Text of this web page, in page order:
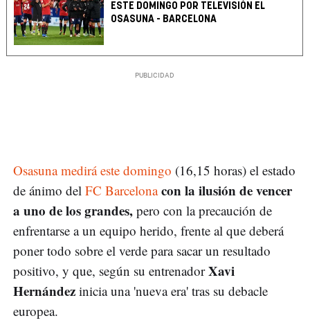
ESTE DOMINGO POR TELEVISIÓN EL
OSASUNA - BARCELONA
Osasuna medirá este domingo (16,15 horas) el estado
de ánimo del FC Barcelona con la ilusión de vencer
a uno de los grandes, pero con la precaución de
enfrentarse a un equipo herido, frente al que deberá
poner todo sobre el verde para sacar un resultado
positivo, y que, según su entrenadorXavi
Hernández inicia una 'nueva era' tras su debacle
europea.